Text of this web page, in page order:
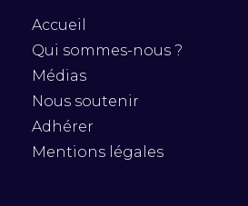
Accueil
Qui sommes-nous ?
Médias
Nous soutenir
Adhérer
Mentions légales